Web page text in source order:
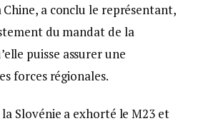
a conclu le représentant,
du mandat de la
puisse assurer une
forces régionales.
Slovénie a exhorté le M23 et